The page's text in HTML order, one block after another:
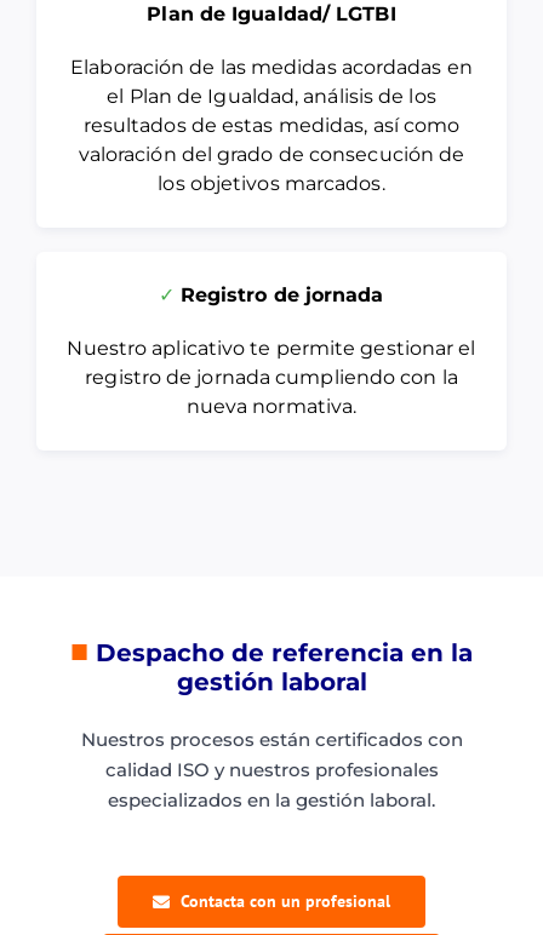
Plan de Igualdad/ LGTBI
Elaboración de las medidas acordadas en
el Plan de Igualdad, análisis de los
resultados de estas medidas, así como
valoración del grado de consecución de
los objetivos marcados.
✓ Registro de jornada
Nuestro aplicativo te permite gestionar el
registro de jornada cumpliendo con la
nueva normativa.
■ Despacho de referencia en la
gestión laboral
Nuestros procesos están certificados con
calidad ISO y nuestros profesionales
especializados en la gestión laboral.
Contacta con un profesional